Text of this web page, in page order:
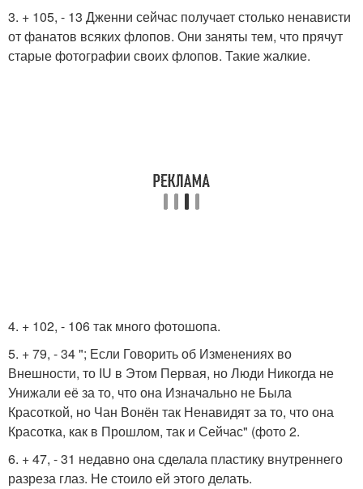
3. + 105, - 13 Дженни сейчас получает столько ненависти
от фанатов всяких флопов. Они заняты тем, что прячут
старые фотографии своих флопов. Такие жалкие.
4. + 102, - 106 так много фотошопа.
5. + 79, - 34 "; Если Говорить об Изменениях во
Внешности, то IU в Этом Первая, но Люди Никогда не
Унижали её за то, что она Изначально не Была
Красоткой, но Чан Вонён так Ненавидят за то, что она
Красотка, как в Прошлом, так и Сейчас" (фото 2.
6. + 47, - 31 недавно она сделала пластику внутреннего
разреза глаз. Не стоило ей этого делать.